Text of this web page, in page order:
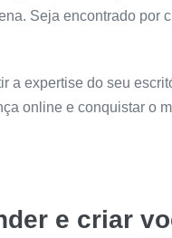
Seja encontrado por
a expertise do seu
online e conquistar o
e criar